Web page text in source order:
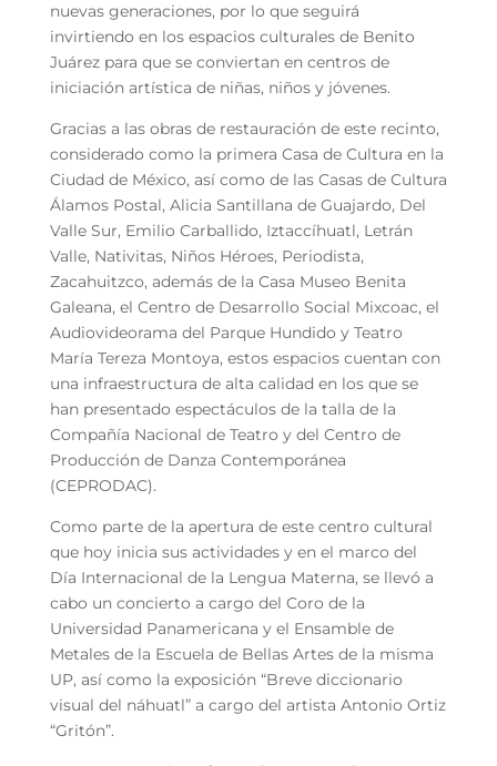
nuevas generaciones, por lo que seguirá
invirtiendo en los espacios culturales de Benito
Juárez para que se conviertan en centros de
iniciación artística de niñas, niños y jóvenes.
Gracias a las obras de restauración de este recinto,
considerado como la primera Casa de Cultura en la
Ciudad de México, así como de las Casas de Cultura
Álamos Postal, Alicia Santillana de Guajardo, Del
Valle Sur, Emilio Carballido, Iztaccíhuatl, Letrán
Valle, Nativitas, Niños Héroes, Periodista,
Zacahuitzco, además de la Casa Museo Benita
Galeana, el Centro de Desarrollo Social Mixcoac, el
Audiovideorama del Parque Hundido y Teatro
María Tereza Montoya, estos espacios cuentan con
una infraestructura de alta calidad en los que se
han presentado espectáculos de la talla de la
Compañía Nacional de Teatro y del Centro de
Producción de Danza Contemporánea
(CEPRODAC).
Como parte de la apertura de este centro cultural
que hoy inicia sus actividades y en el marco del
Día Internacional de la Lengua Materna, se llevó a
cabo un concierto a cargo del Coro de la
Universidad Panamericana y el Ensamble de
Metales de la Escuela de Bellas Artes de la misma
UP, así como la exposición “Breve diccionario
visual del náhuatl” a cargo del artista Antonio Ortiz
“Gritón”.